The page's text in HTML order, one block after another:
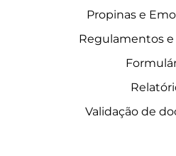
Propinas e
Regulamentos e
Validação de